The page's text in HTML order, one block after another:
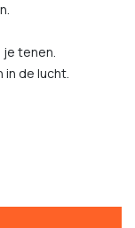
je tenen.
in de lucht.